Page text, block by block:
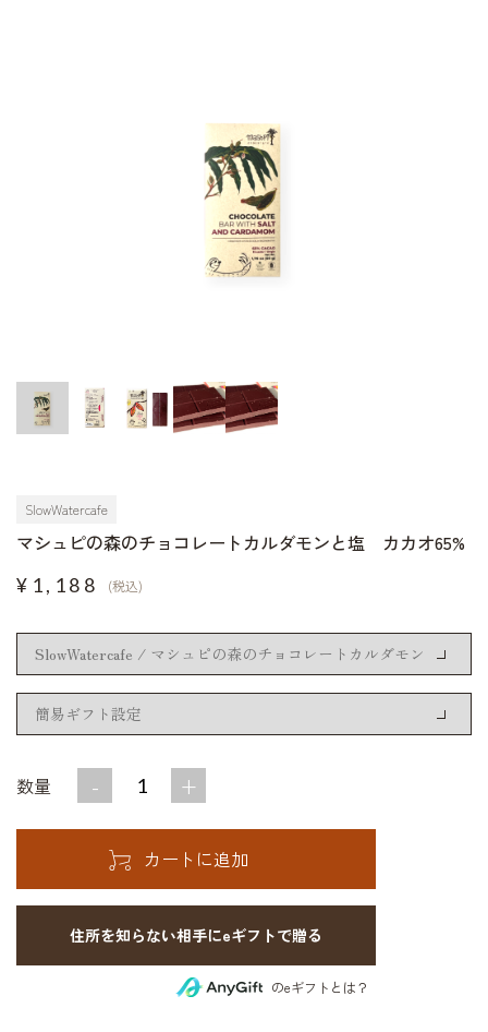
SlowWatercafe
マシュピの森のチョコレートカルダモンと塩 カカオ65%
¥1,188 (税込)
数量 - +
住所を知らない相手にeギフトで贈る
のeギフトとは？